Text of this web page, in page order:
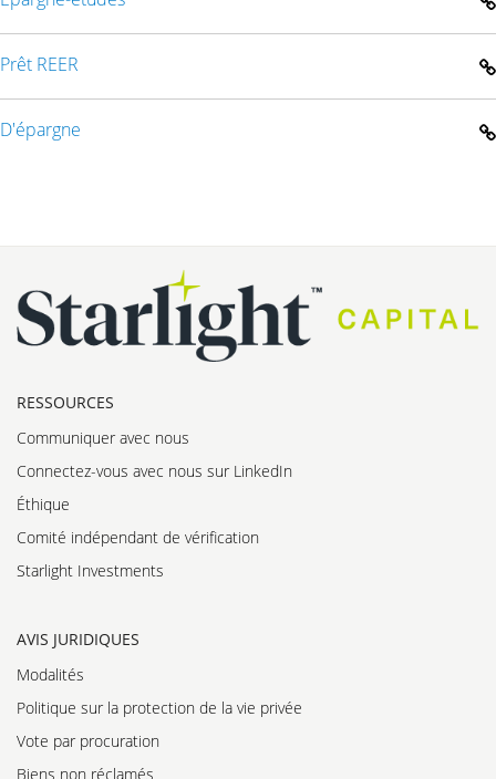
Prêt REER
D'épargne
RESSOURCES
Communiquer avec nous
Connectez-vous avec nous sur LinkedIn
Éthique
Comité indépendant de vérification
Starlight Investments
AVIS JURIDIQUES
Modalités
Politique sur la protection de la vie privée
Vote par procuration
Biens non réclamés